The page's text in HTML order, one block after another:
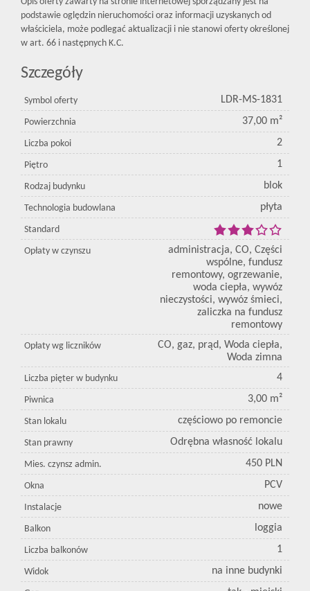
podstawie oględzin nieruchomości oraz informacji uzyskanych od
właściciela, może podlegać aktualizacji i nie stanowi oferty określonej
w art. 66 i następnych K.C.
Szczegóły
Symbol oferty LDR-MS-1831
Powierzchnia 37,00 m²
Liczba pokoi 2
Piętro 1
Rodzaj budynku blok
Technologia budowlana płyta
Standard
Opłaty w czynszu
administracja, CO, Części
wspólne, fundusz
remontowy, ogrzewanie,
woda ciepła, wywóz
nieczystości, wywóz śmieci,
zaliczka na fundusz
remontowy
Opłaty wg liczników
CO, gaz, prąd, Woda ciepła,
Woda zimna
Liczba pięter w budynku 4
Piwnica 3,00 m²
Stan lokalu częściowo po remoncie
Stan prawny Odrębna własność lokalu
Mies. czynsz admin. 450 PLN
Okna PCV
Instalacje nowe
Balkon loggia
Liczba balkonów 1
Widok na inne budynki